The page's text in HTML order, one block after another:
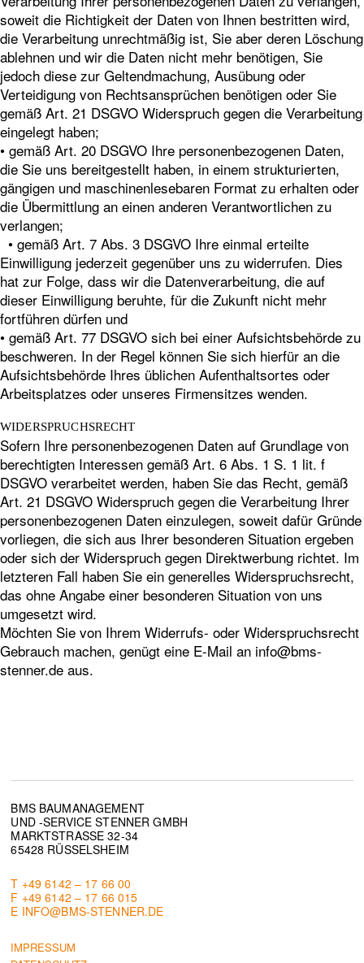
soweit die Richtigkeit der Daten von Ihnen bestritten wird,
die Verarbeitung unrechtmäßig ist, Sie aber deren Löschung
ablehnen und wir die Daten nicht mehr benötigen, Sie
jedoch diese zur Geltendmachung, Ausübung oder
Verteidigung von Rechtsansprüchen benötigen oder Sie
gemäß Art. 21 DSGVO Widerspruch gegen die Verarbeitung
eingelegt haben;
• gemäß Art. 20 DSGVO Ihre personenbezogenen Daten,
die Sie uns bereitgestellt haben, in einem strukturierten,
gängigen und maschinenlesebaren Format zu erhalten oder
die Übermittlung an einen anderen Verantwortlichen zu
verlangen;
• gemäß Art. 7 Abs. 3 DSGVO Ihre einmal erteilte
Einwilligung jederzeit gegenüber uns zu widerrufen. Dies
hat zur Folge, dass wir die Datenverarbeitung, die auf
dieser Einwilligung beruhte, für die Zukunft nicht mehr
fortführen dürfen und
• gemäß Art. 77 DSGVO sich bei einer Aufsichtsbehörde zu
beschweren. In der Regel können Sie sich hierfür an die
Aufsichtsbehörde Ihres üblichen Aufenthaltsortes oder
Arbeitsplatzes oder unseres Firmensitzes wenden.
WIDERSPRUCHSRECHT
Sofern Ihre personenbezogenen Daten auf Grundlage von
berechtigten Interessen gemäß Art. 6 Abs. 1 S. 1 lit. f
DSGVO verarbeitet werden, haben Sie das Recht, gemäß
Art. 21 DSGVO Widerspruch gegen die Verarbeitung Ihrer
personenbezogenen Daten einzulegen, soweit dafür Gründe
vorliegen, die sich aus Ihrer besonderen Situation ergeben
oder sich der Widerspruch gegen Direktwerbung richtet. Im
letzteren Fall haben Sie ein generelles Widerspruchsrecht,
das ohne Angabe einer besonderen Situation von uns
umgesetzt wird.
Möchten Sie von Ihrem Widerrufs- oder Widerspruchsrecht
Gebrauch machen, genügt eine E-Mail an info@bms-
stenner.de aus.
BMS BAUMANAGEMENT
UND -SERVICE STENNER GMBH
MARKTSTRASSE 32-34
65428 RÜSSELSHEIM
T +49 6142 – 17 66 00
F +49 6142 – 17 66 015
E INFO@BMS-STENNER.DE
IMPRESSUM